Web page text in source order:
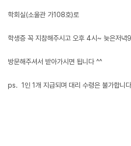
학회실(소울관 가108호)로
학생증 꼭 지참해주시고 오후 4시~ 늦은저녁
방문해주셔서 받아가시면 됩니다 ^^
ps. 1인 1개 지급되며 대리 수령은 불가합니